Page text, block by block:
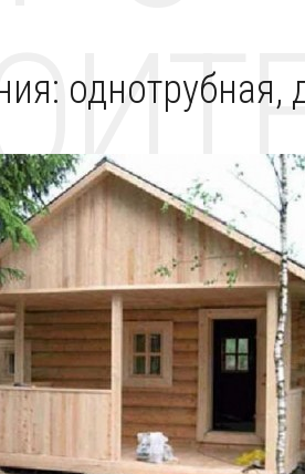
однотрубная,